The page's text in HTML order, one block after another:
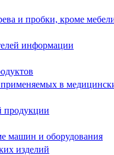
и пробки, кроме
информации
применяемых в
продукции
машин и оборудования
изделий